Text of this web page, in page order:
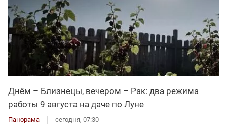
Днём – Близнецы, вечером – Рак: два режима
работы 9 августа на даче по Луне
Панорама сегодня, 07:30